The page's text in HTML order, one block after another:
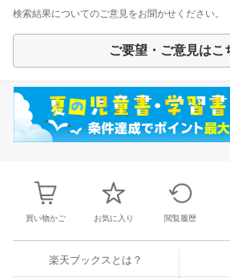
検索結果についてのご意見をお聞かせください。
ご要望・ご意見はこ
買い物かご お気に入り 閲覧履歴
楽天ブックスとは？